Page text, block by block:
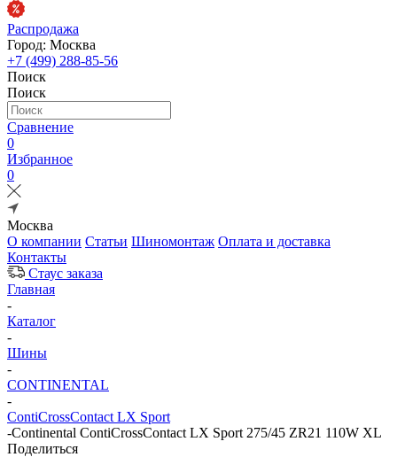
Распродажа
Город: Москва
+7 (499) 288-85-56
Поиск
Поиск
Сравнение
0
Избранное
0
Москва
О компании Статьи Шиномонтаж Оплата и доставка
Контакты
Стаус заказа
Главная
-
Каталог
-
Шины
-
CONTINENTAL
-
ContiCrossContact LX Sport
-Continental ContiCrossContact LX Sport 275/45 ZR21 110W XL
Поделиться